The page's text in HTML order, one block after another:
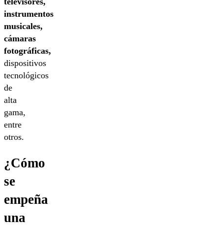
instrumentos
musicales,
cámaras
fotográficas,
dispositivos
tecnológicos
de
alta
gama,
entre
otros.
¿Cómo
se
empeña
una